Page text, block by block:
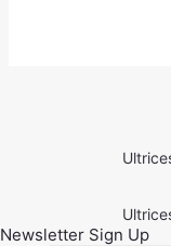
Newsletter Sign Up